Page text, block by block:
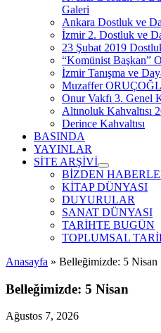
Galeri
Ankara Dostluk ve
İzmir 2. Dostluk ve
23 Şubat 2019
“Komünist Başkan”
İzmir Tanışma ve
Muzaffer
Onur Vakfı 3. Genel
Altınoluk Kahvaltısı
Derince Kahvaltısı
BASINDA
YAYINLAR
SİTE ARŞİVİ
menüyü
aç
BİZDEN
KİTAP DÜNYASI
DUYURULAR
SANAT DÜNYASI
TARİHTE BUGÜN
TOPLUMSAL
Anasayfa » Belleğimizde: 5 Nisan
Belleğimizde: 5 Nisan
Ağustos 7, 2026